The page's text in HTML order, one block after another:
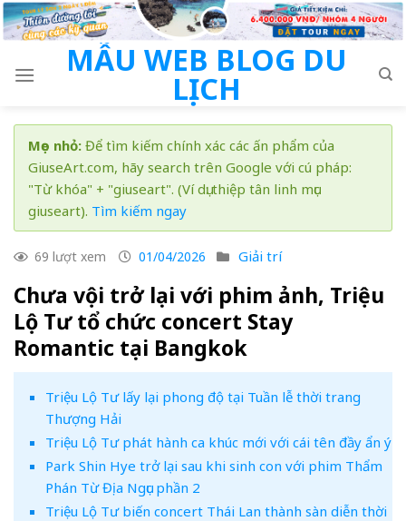
Skip
to
MẪU WEB BLOG DU
LỊCH
Mẹo nhỏ: Để tìm kiếm chính xác các ấn phẩm của
GiuseArt.com, hãy search trên Google với cú pháp:
"Từ khóa" + "giuseart". (Ví dụ: thiệp tân linh mục
giuseart). Tìm kiếm ngay
69 lượt xem 01/04/2026 Giải trí
Chưa vội trở lại với phim ảnh, Triệu
Lộ Tư tổ chức concert Stay
Romantic tại Bangkok
Triệu Lộ Tư lấy lại phong độ tại Tuần lễ thời trang
Thượng Hải
Triệu Lộ Tư phát hành ca khúc mới với cái tên đầy ẩn ý
Park Shin Hye trở lại sau khi sinh con với phim Thẩm
Phán Từ Địa Ngục phần 2
Triệu Lộ Tư biến concert Thái Lan thành sàn diễn thời